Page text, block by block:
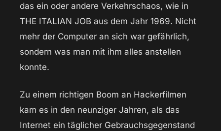
das ein oder andere Verkehrschaos, wie in
THE ITALIAN JOB aus dem Jahr 1969. Nicht
mehr der Computer an sich war gefährlich,
sondern was man mit ihm alles anstellen
konnte.
Zu einem richtigen Boom an Hackerfilmen
kam es in den neunziger Jahren, als das
Internet ein täglicher Gebrauchsgegenstand